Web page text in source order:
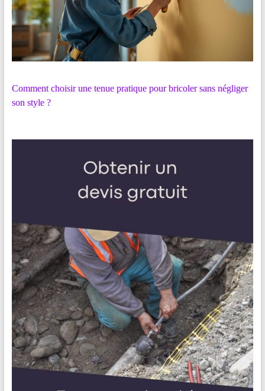
Comment choisir une tenue pratique pour bricoler sans négliger
son style ?